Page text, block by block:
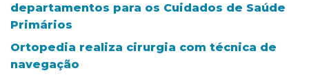
departamentos para os Cuidados de Saúde
Primários
Ortopedia realiza cirurgia com técnica de
navegação